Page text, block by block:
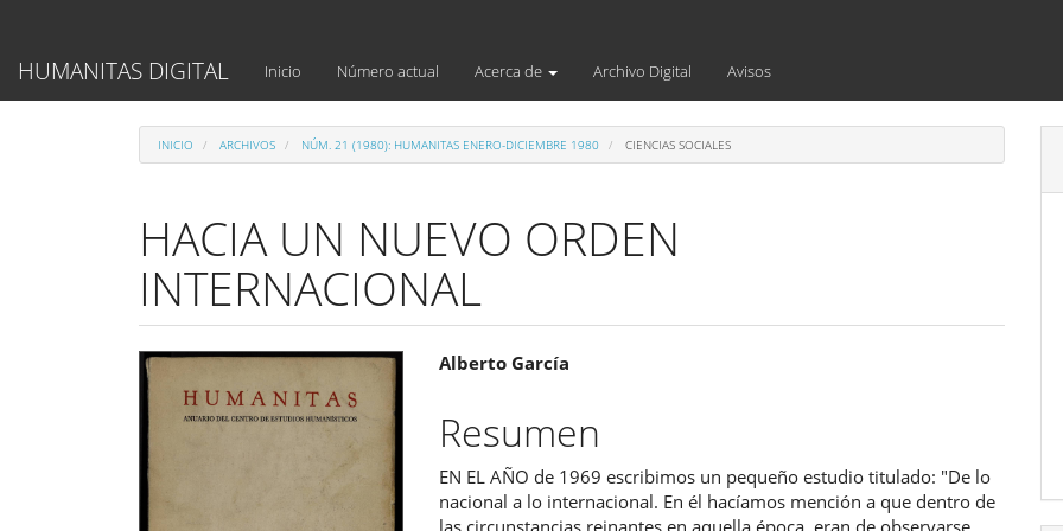
Contenido
principal
HUMANITAS DIGITAL Inicio Número actual Acerca de Archivo Digital Avisos
INICIO ARCHIVOS NÚM. 21 (1980): HUMANITAS ENERO-DICIEMBRE 1980 CIENCIAS SOCIALES
HACIA UN NUEVO ORDEN
INTERNACIONAL
Barra
lateral
del
artículo
Contenido
principal
del
artículo
Alberto García
Resumen
EN EL AÑO de 1969 escribimos un pequeño estudio titulado: "De lo
nacional a lo internacional. En él hacíamos mención a que dentro de
las circunstancias reinantes en aquella época, eran de observarse